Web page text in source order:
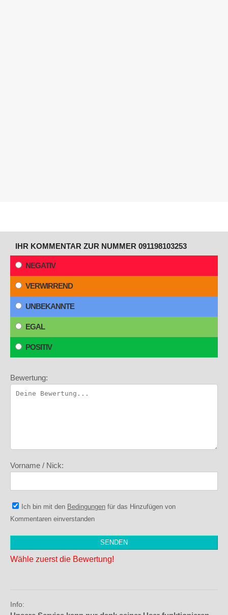
IHR KOMMENTAR ZUR NUMMER 091198103253
NEGATIV
VERWIRREND
UNBEKANNTE
EGAL
POSITIV
Bewertung:
Vorname / Nick:
Ich bin mit den Bedingungen für das Hinzufügen von
Kommentaren einverstanden
Wähle zuerst die Bewertung!
Info: